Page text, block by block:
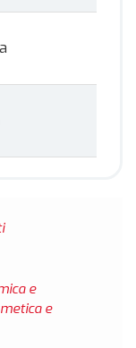
e
e